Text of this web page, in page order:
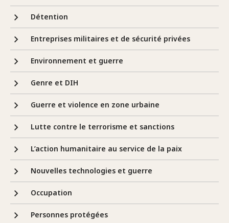
Détention
Entreprises militaires et de sécurité privées
Environnement et guerre
Genre et DIH
Guerre et violence en zone urbaine
Lutte contre le terrorisme et sanctions
L’action humanitaire au service de la paix
Nouvelles technologies et guerre
Occupation
Personnes protégées